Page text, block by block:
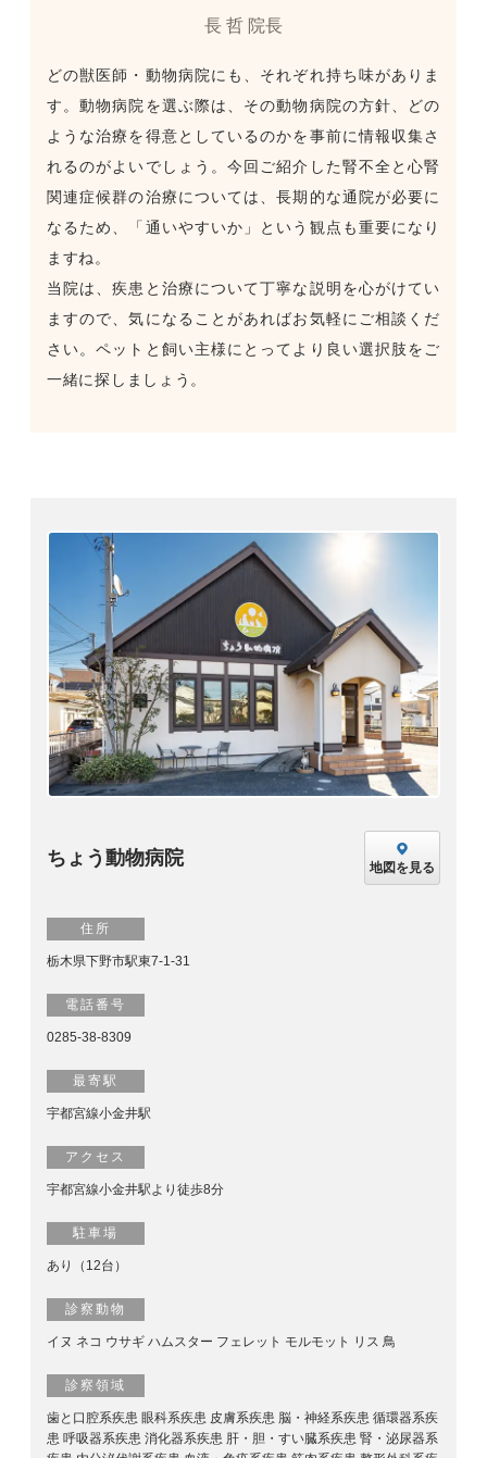
長 哲 院長
どの獣医師・動物病院にも、それぞれ持ち味がありま
す。動物病院を選ぶ際は、その動物病院の方針、どの
ような治療を得意としているのかを事前に情報収集さ
れるのがよいでしょう。今回ご紹介した腎不全と心腎
関連症候群の治療については、長期的な通院が必要に
なるため、「通いやすいか」という観点も重要になり
ますね。
当院は、疾患と治療について丁寧な説明を心がけてい
ますので、気になることがあればお気軽にご相談くだ
さい。ペットと飼い主様にとってより良い選択肢をご
一緒に探しましょう。
ちょう動物病院 地図を見る
住所
栃木県下野市駅東7-1-31
電話番号
0285-38-8309
最寄駅
宇都宮線小金井駅
アクセス
宇都宮線小金井駅より徒歩8分
駐車場
あり（12台）
診察動物
イヌ ネコ ウサギ ハムスター フェレット モルモット リス 鳥
診察領域
歯と口腔系疾患 眼科系疾患 皮膚系疾患 脳・神経系疾患 循環器系疾
患 呼吸器系疾患 消化器系疾患 肝・胆・すい臓系疾患 腎・泌尿器系